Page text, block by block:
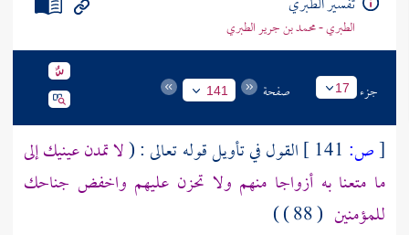
الطبري - محمد بن جرير الطبري
جزء 17 صفحة 141
[ص: القول في تأويل قوله تعالى : (لا تمدن عينيك إلى
ما متعنا به أزواجا منهم ولا تحزن عليهم واخفض جناحك
للمؤمنين ( 88 ) )